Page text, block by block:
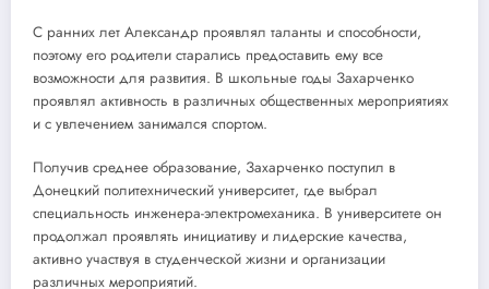
С ранних лет Александр проявлял таланты и способности,
поэтому его родители старались предоставить ему все
возможности для развития. В школьные годы Захарченко
проявлял активность в различных общественных мероприятиях
и с увлечением занимался спортом.
Получив среднее образование, Захарченко поступил в
Донецкий политехнический университет, где выбрал
специальность инженера-электромеханика. В университете он
продолжал проявлять инициативу и лидерские качества,
активно участвуя в студенческой жизни и организации
различных мероприятий.